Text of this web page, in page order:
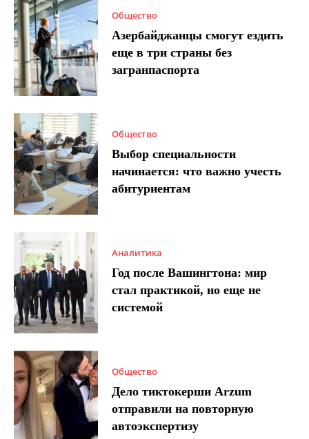
Общество
Азербайджанцы смогут ездить
еще в три страны без
загранпаспорта
Общество
Выбор специальности
начинается: что важно учесть
абитуриентам
Аналитика
Год после Вашингтона: мир
стал практикой, но еще не
системой
Общество
Дело тиктокерши Arzum
отправили на повторную
автоэкспертизу